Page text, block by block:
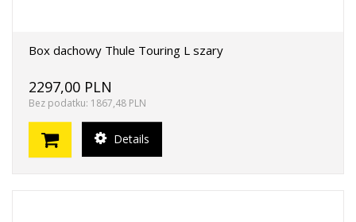
Box dachowy Thule Touring L szary
2297,00 PLN
Bez podatku: 1867,48 PLN
Details